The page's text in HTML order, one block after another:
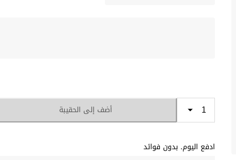
أضف إلى الحقيبة
ادفع اليوم. بدون فوائد